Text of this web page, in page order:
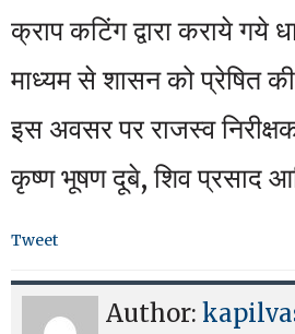
क्राप कटिंग द्वारा कराये गये
माध्यम से शासन को प्रेषित
इस अवसर पर राजस्व
कृष्ण भूषण दूबे, शिव प्रसाद
Tweet
Author: